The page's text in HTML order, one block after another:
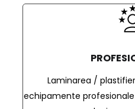
Laminarea /
echipamente